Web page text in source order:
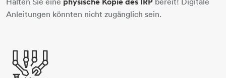
Anleitungen könnten nicht zugänglich sein.